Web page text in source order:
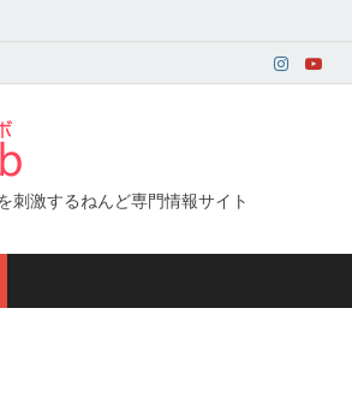
刺激するねんど専門情報サイト